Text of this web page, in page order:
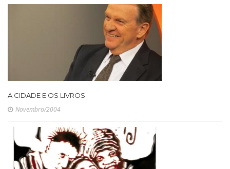
A CIDADE E OS LIVROS
Novembro/2004